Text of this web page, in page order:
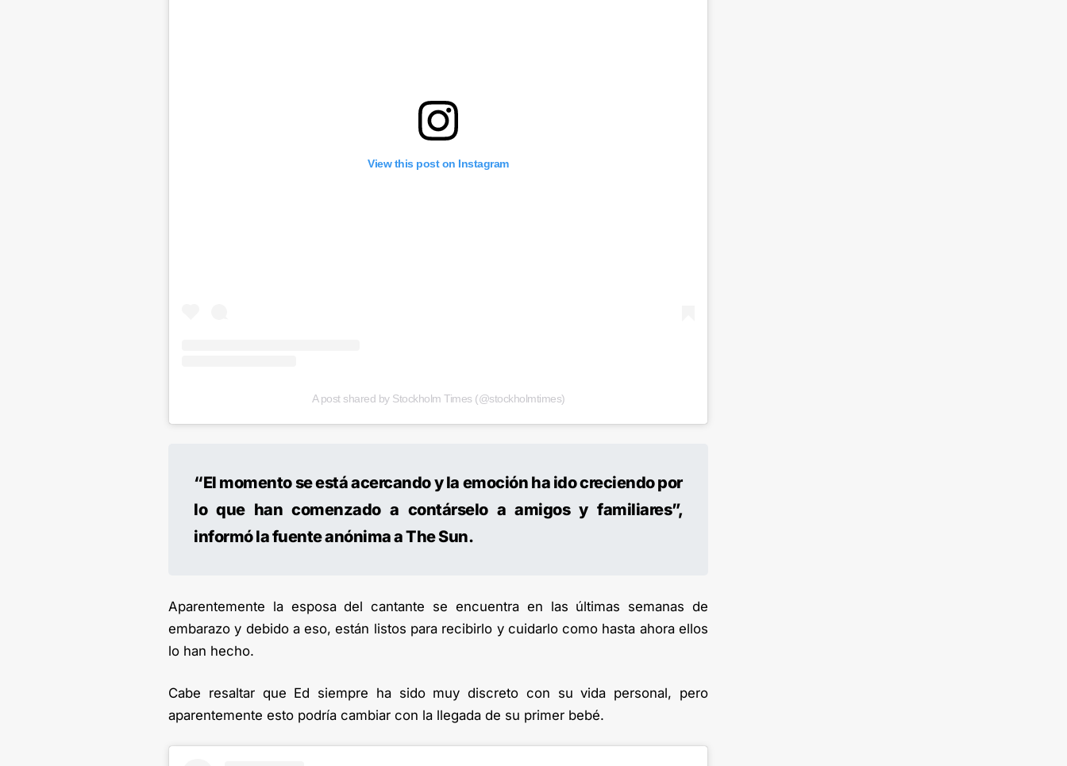
View this post on Instagram
A post shared by Stockholm Times (@stockholmtimes)
“El momento se está acercando y la emoción ha ido creciendo por
lo que han comenzado a contárselo a amigos y familiares”,
informó la fuente anónima a The Sun.
Aparentemente la esposa del cantante se encuentra en las últimas semanas de
embarazo y debido a eso, están listos para recibirlo y cuidarlo como hasta ahora ellos
lo han hecho.
Cabe resaltar que Ed siempre ha sido muy discreto con su vida personal, pero
aparentemente esto podría cambiar con la llegada de su primer bebé.